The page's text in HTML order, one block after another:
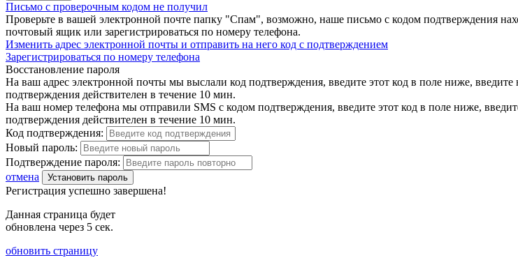
Письмо с проверочным кодом не получил
Проверьте в вашей электронной почте папку "Спам", возможно, наше письмо с кодом подтверждения
почтовый ящик или зарегистрироваться по номеру телефона.
Изменить адрес электронной почты и отправить на него код с подтверждением
Зарегистрироваться по номеру телефона
Восстановление пароля
На ваш адрес электронной почты мы выслали код подтверждения, введите этот код в поле ниже,
подтверждения действителен в течение 10 мин.
На ваш номер телефона мы отправили SMS с кодом подтверждения, введите этот код в поле ниже,
подтверждения действителен в течение 10 мин.
Код подтверждения:
Новый пароль:
Подтверждение пароля:
отмена
Установить пароль
Регистрация успешно завершена!
Данная страница будет
обновлена через 5 сек.
обновить страницу